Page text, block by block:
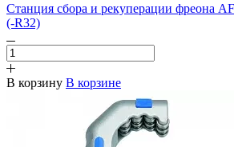
Станция сбора и рекуперации фреона
(-R32)
В корзину В корзине